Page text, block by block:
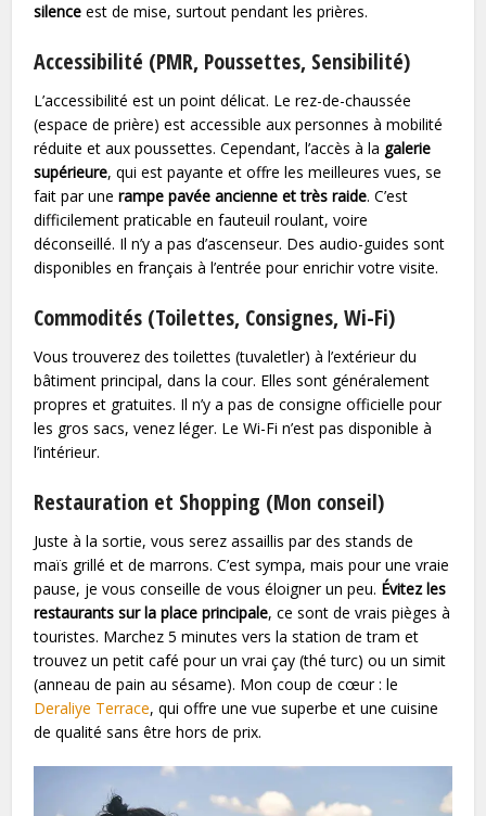
silence est de mise, surtout pendant les prières.
Accessibilité (PMR, Poussettes, Sensibilité)
L’accessibilité est un point délicat. Le rez-de-chaussée
(espace de prière) est accessible aux personnes à mobilité
réduite et aux poussettes. Cependant, l’accès à la galerie
supérieure, qui est payante et offre les meilleures vues, se
fait par unerampe pavée ancienne et très raide. C’est
difficilement praticable en fauteuil roulant, voire
déconseillé. Il n’y a pas d’ascenseur. Des audio-guides sont
disponibles en français à l’entrée pour enrichir votre visite.
Commodités (Toilettes, Consignes, Wi-Fi)
Vous trouverez des toilettes (tuvaletler) à l’extérieur du
bâtiment principal, dans la cour. Elles sont généralement
propres et gratuites. Il n’y a pas de consigne officielle pour
les gros sacs, venez léger. Le Wi-Fi n’est pas disponible à
l’intérieur.
Restauration et Shopping (Mon conseil)
Juste à la sortie, vous serez assaillis par des stands de
maïs grillé et de marrons. C’est sympa, mais pour une vraie
pause, je vous conseille de vous éloigner un peu. Évitez les
restaurants sur la place principale, ce sont de vrais pièges à
touristes. Marchez 5 minutes vers la station de tram et
trouvez un petit café pour un vrai çay (thé turc) ou un simit
(anneau de pain au sésame). Mon coup de cœur : le
Deraliye Terrace, qui offre une vue superbe et une cuisine
de qualité sans être hors de prix.